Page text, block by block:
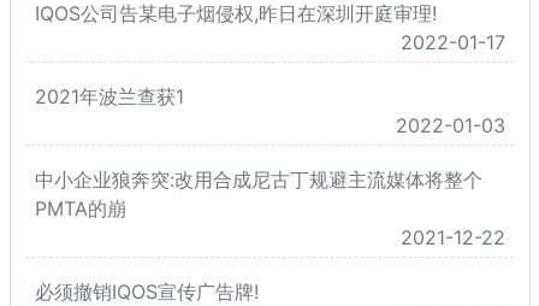
IQOS公司告某电子烟侵权,昨日在深圳开庭审理!
2022-01-17
2021年波兰查获1
2022-01-03
中小企业狼奔突:改用合成尼古丁规避主流媒体将整个
PMTA的崩
2021-12-22
必须撤销IQOS宣传广告牌!